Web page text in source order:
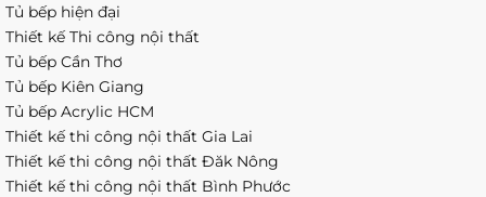
Tủ bếp hiện đại
Thiết kế Thi công nội thất
Tủ bếp Cần Thơ
Tủ bếp Kiên Giang
Tủ bếp Acrylic HCM
Thiết kế thi công nội thất Gia Lai
Thiết kế thi công nội thất Đăk Nông
Thiết kế thi công nội thất Bình Phước